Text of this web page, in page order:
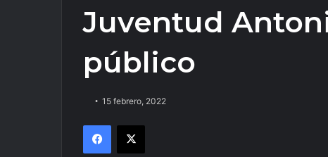
Juventud
público
15 febrero, 2022
Facebook
X